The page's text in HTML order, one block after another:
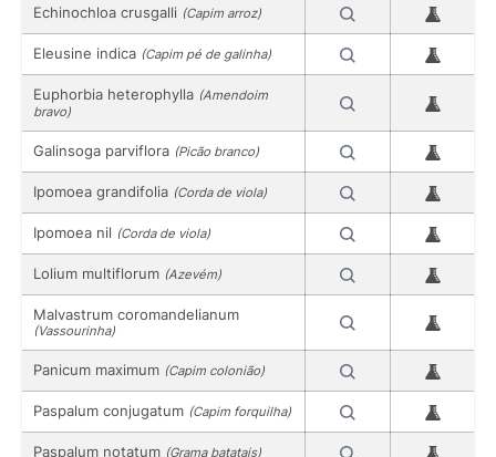
Echinochloa crusgalli (Capim arroz)
Eleusine indica (Capim pé de galinha)
Euphorbia heterophylla (Amendoim
bravo)
Galinsoga parviflora (Picão branco)
Ipomoea grandifolia (Corda de viola)
Ipomoea nil (Corda de viola)
Lolium multiflorum (Azevém)
Malvastrum coromandelianum
(Vassourinha)
Panicum maximum (Capim colonião)
Paspalum conjugatum (Capim forquilha)
Paspalum notatum (Grama batatais)